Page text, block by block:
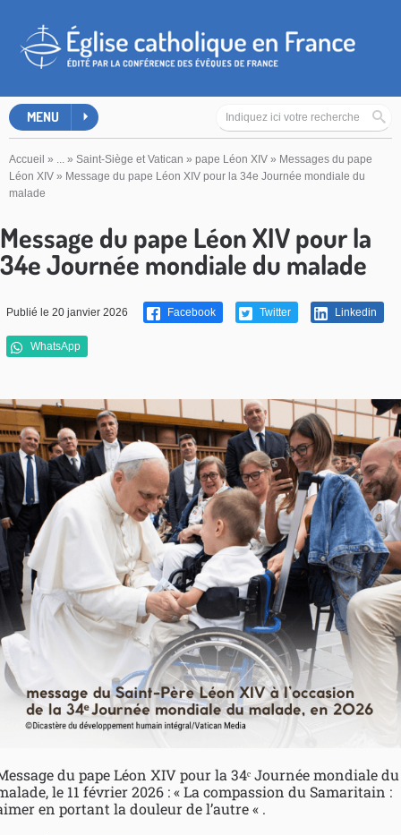
MENU
Accueil » ... » Saint-Siège et Vatican » pape Léon XIV » Messages du pape
Léon XIV » Message du pape Léon XIV pour la 34e Journée mondiale du
malade
Message du pape Léon XIV pour la
34e Journée mondiale du malade
Publié le 20 janvier 2026 Facebook Twitter Linkedin
WhatsApp
du pape Léon XIV pour la 34ᵉ Journée mondiale du
le 11 février 2026 : « La compassion du Samaritain :
en portant la douleur de l’autre « .